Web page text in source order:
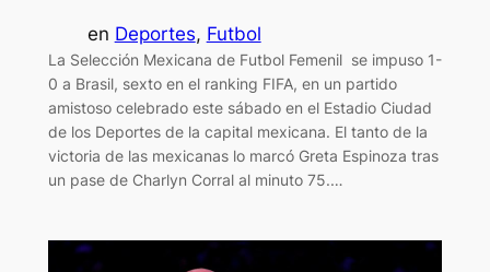
en Deportes, Futbol
La Selección Mexicana de Futbol Femenil se impuso 1-
0 a Brasil, sexto en el ranking FIFA, en un partido
amistoso celebrado este sábado en el Estadio Ciudad
de los Deportes de la capital mexicana. El tanto de la
victoria de las mexicanas lo marcó Greta Espinoza tras
un pase de Charlyn Corral al minuto 75.…